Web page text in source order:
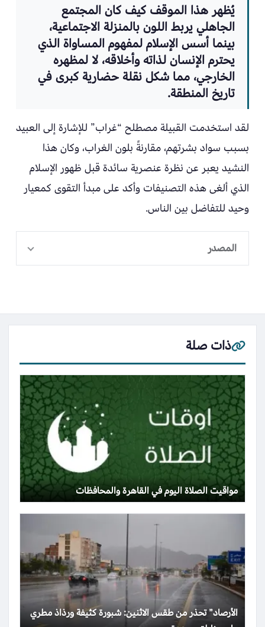
يُظهر هذا الموقف كيف كان المجتمع
الجاهلي يربط اللون بالمنزلة الاجتماعية،
بينما أسس الإسلام لمفهوم المساواة الذي
يحترم الإنسان لذاته وأخلاقه، لا لمظهره
الخارجي، مما شكل نقلة حضارية كبرى في
تاريخ المنطقة.
لقد استخدمت القبيلة مصطلح “غراب” للإشارة إلى العبيد
بسبب سواد بشرتهم، مقارنةً بلون الغراب، وكان هذا
النشيد يعبر عن نظرة عنصرية سائدة قبل ظهور الإسلام
الذي ألغى هذه التصنيفات وأكد على مبدأ التقوى كمعيار
وحيد للتفاضل بين الناس.
المصدر
ذات صلة
مواقيت الصلاة اليوم في القاهرة والمحافظات
الأرصاد” تحذر من طقس الاثنين: شبورة كثيفة ورذاذ مطري